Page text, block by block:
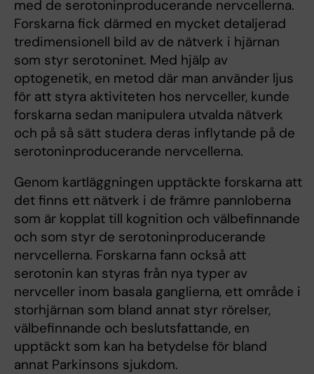
med de serotoninproducerande nervcellerna.
Forskarna fick därmed en mycket detaljerad
tredimensionell bild av de nätverk i hjärnan
som styr serotoninet. Med hjälp av
optogenetik, en metod där man använder ljus
för att styra aktiviteten hos nervceller, kunde
forskarna sedan manipulera utvalda nätverk
och på så sätt studera deras inflytande på de
serotoninproducerande nervcellerna.
Genom kartläggningen upptäckte forskarna att
det finns ett nätverk i de främre pannloberna
som är kopplat till kognition och välbefinnande
och som styr de serotoninproducerande
nervcellerna. Forskarna fann också att
serotonin kan styras från nya typer av
nervceller inom basala ganglierna, ett område i
storhjärnan som bland annat styr rörelser,
välbefinnande och beslutsfattande, en
upptäckt som kan ha betydelse för bland
annat Parkinsons sjukdom.